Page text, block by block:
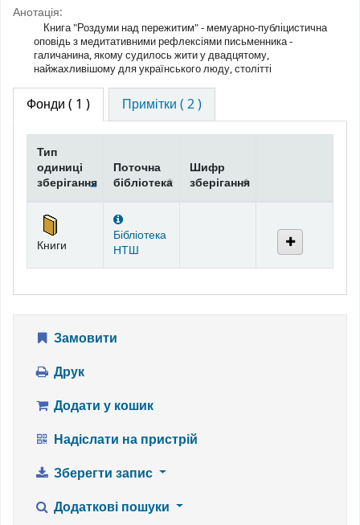
Анотація:
Книга "Роздуми над пережитим" - мемуарно-публіцистична
оповідь з медитативними рефлексіями письменника -
галичанина, якому судилось жити у двадцятому,
найжахливішому для українського люду, столітті
Фонди ( 1 ) Примітки ( 2 )
Тип
одиниці
зберігання
Поточна
бібліотека
Шифр
зберігання
Книги
Бібліотека
НТШ
Замовити
Друк
Додати у кошик
Надіслати на пристрій
Зберегти запис
Додаткові пошуки